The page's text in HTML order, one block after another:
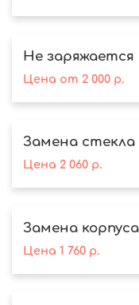
Не заряжается
Цена от 2 000р.
Замена
Цена 2 060р.
Замена корпуса
Цена 1 760р.